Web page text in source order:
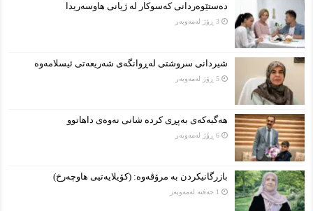
دەستێوەردانی کەسوکار لە ژیانی هاوسەریدا
3 ڕۆژ لەمەوبەر
شیردانی سروشتی لەڕوانگەی شەریعەتی ئیسلامەوە
5 ڕۆژ لەمەوبەر
هەگبەکەی بەپڕی کردە شانی نەوەی داهاتوو
6 ڕۆژ لەمەوبەر
بازرگانیکردن بە مرۆڤەوە: (کۆیلایەتیی هاوچەرخ)
1 حەفتە لەمەوبەر